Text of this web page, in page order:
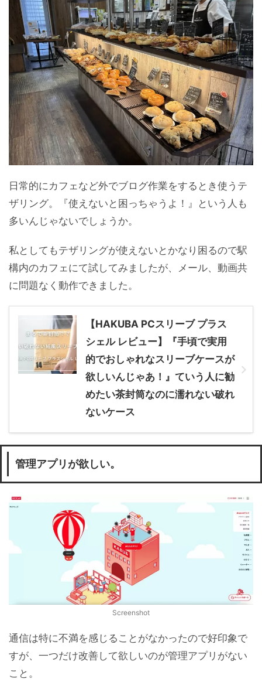
日常的にカフェなど外でブログ作業をするとき使うテ
ザリング。『使えないと困っちゃうよ！』という人も
多いんじゃないでしょうか。
私としてもテザリングが使えないとかなり困るので駅
構内のカフェにて試してみましたが、メール、動画共
に問題なく動作できました。
【HAKUBA PCスリーブ プラス
シェル レビュー】『手頃で実用
的でおしゃれなスリーブケースが
欲しいんじゃあ！』ていう人に勧
めたい茶封筒なのに濡れない破れ
ないケース
管理アプリが欲しい。
Screenshot
通信は特に不満を感じることがなかったので好印象で
すが、一つだけ改善して欲しいのが管理アプリがない
こと。